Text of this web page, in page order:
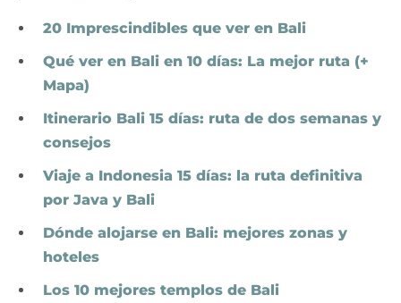
20 Imprescindibles que ver en Bali
Qué ver en Bali en 10 días: La mejor ruta (+
Mapa)
Itinerario Bali 15 días: ruta de dos semanas y
consejos
Viaje a Indonesia 15 días: la ruta definitiva
por Java y Bali
Dónde alojarse en Bali: mejores zonas y
hoteles
Los 10 mejores templos de Bali